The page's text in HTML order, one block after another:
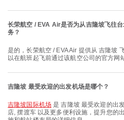
长荣航空 / EVA Air是否为从吉隆坡飞往
务？
是的，长荣航空 / EVA Air 提供从 吉隆坡 飞往 台北 的航班在线值机服务，您可
以在航班起飞前通过该航空公司的官方网
吉隆坡 最受欢迎的出发机场是哪个？
吉隆坡国际机场是 吉隆坡 最受欢迎的出
店, 摆渡车 以及更多便利设施，提升您的